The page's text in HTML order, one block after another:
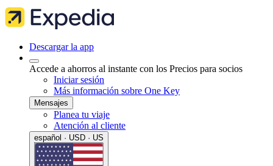
Descargar la app
Accede a ahorros al instante con los Precios para socios
Iniciar sesión
Más información sobre One Key
Mensajes
Planea tu viaje
Atención al cliente
español · USD · US